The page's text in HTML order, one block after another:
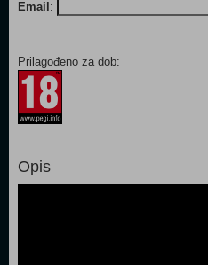
Email :
Prilagođeno za dob:
Opis